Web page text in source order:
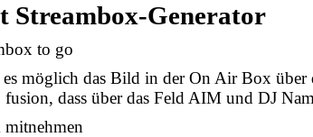
Streambox-Generator
to go
möglich das Bild in der On Air Box über
fusion, dass über das Feld AIM und DJ
mitnehmen